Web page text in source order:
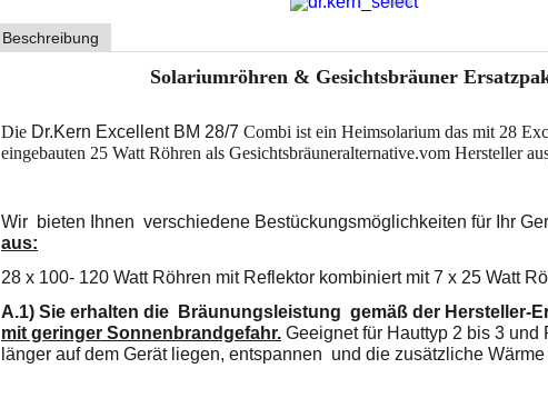
Beschreibung
Solariumröhren & Gesichtsbräuner
Die Dr.Kern Excellent BM 28/7 Combi ist ein Heimsolarium das mit 28
eingebauten 25 Watt Röhren als Gesichtsbräuneralternative.vom Hersteller
Wir bieten Ihnen verschiedene
aus:
28 x 100- 120 Watt Röhren mit Reflektor kombiniert mit 7 x 25 Watt
A.1) Sie erhalten die Bräunungsleistung gemäß der Hersteller-
mit geringer Sonnenbrandgefahr. Geeignet für Hauttyp 2 bis 3 und
länger auf dem Gerät liegen, entspannen und die zusätzliche